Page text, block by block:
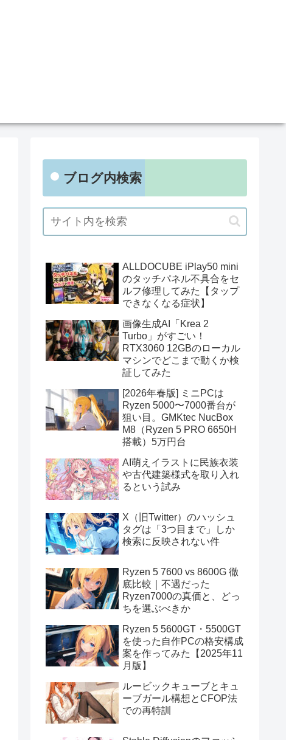
ブログ内検索
ALLDOCUBE iPlay50 mini
のタッチパネル不具合をセ
ルフ修理してみた【タップ
できなくなる症状】
画像生成AI「Krea 2
Turbo」がすごい！
RTX3060 12GBのローカル
マシンでどこまで動くか検
証してみた
[2026年春版] ミニPCは
Ryzen 5000〜7000番台が
狙い目。GMKtec NucBox
M8（Ryzen 5 PRO 6650H
搭載）5万円台
AI萌えイラストに民族衣装
や古代建築様式を取り入れ
るという試み
X（旧Twitter）のハッシュ
タグは「3つ目まで」しか
検索に反映されない件
Ryzen 5 7600 vs 8600G 徹
底比較｜不遇だった
Ryzen7000の真価と、どっ
ちを選ぶべきか
Ryzen 5 5600GT・5500GT
を使った自作PCの格安構成
案を作ってみた【2025年11
月版】
ルービックキューブとキュ
ーブガール構想とCFOP法
での再特訓